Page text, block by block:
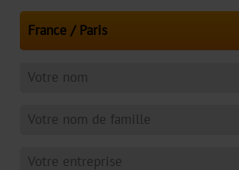
CBH
CB
AV
BSP